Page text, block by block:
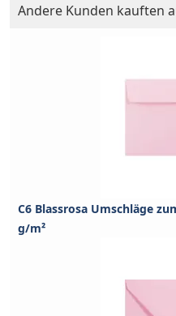
Andere Kunden kauften
C6 Blassrosa Umschläge
g/m²